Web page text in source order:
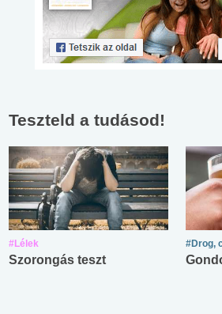
Teszteld a tudásod!
#Lélek
Szorongás teszt
#Drog,